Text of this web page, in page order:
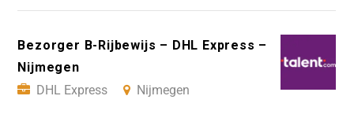
Bezorger B-Rijbewijs – DHL Express –
Nijmegen
DHL Express
Nijmegen